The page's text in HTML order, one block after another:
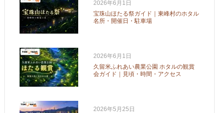
2026年6月1日
宝珠山ほたる祭ガイド｜東峰村のホタル
名所・開催日・駐車場
2026年6月1日
久留米ふれあい農業公園 ホタルの観賞
会ガイド｜見頃・時間・アクセス
2026年5月25日